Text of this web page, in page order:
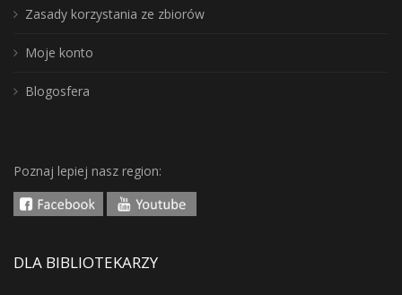
Zasady korzystania ze zbiorów
Moje konto
Blogosfera
Poznaj lepiej nasz region:
DLA BIBLIOTEKARZY